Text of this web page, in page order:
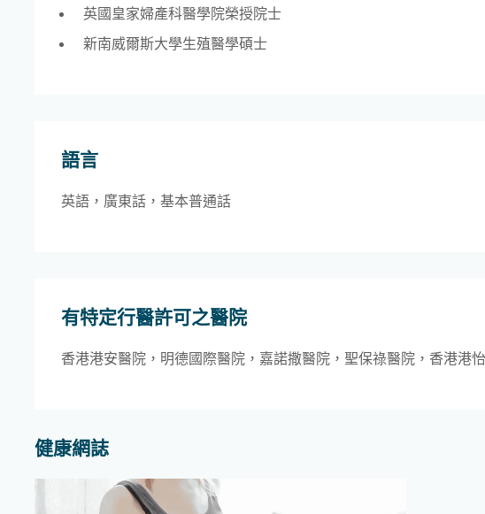
英國皇家婦產科醫學院榮授院士
新南威爾斯大學生殖醫學碩士
語言
英語，廣東話，基本普通話
有特定行醫許可之醫院
香港港安醫院，明德國際醫院，嘉諾撒醫院， 聖保祿醫院 ，香港港
健康網誌